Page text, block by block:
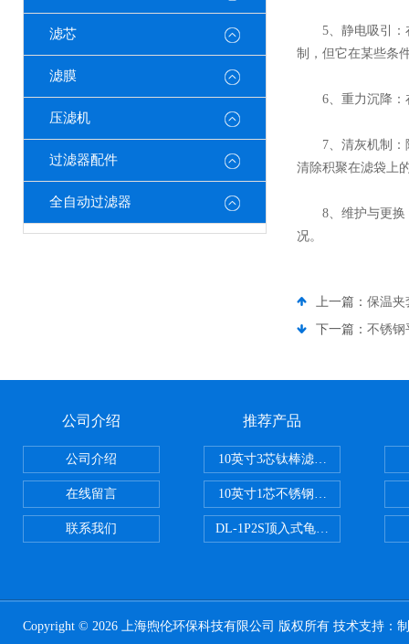
滤芯
滤膜
压滤机
过滤器配件
全自动过滤器
5、静电吸引：在
制，但它在某些条
6、重力沉降：在
7、清灰机制：随
清除积聚在滤袋上
8、维护与更换：
况。
上一篇： 保温夹
下一篇： 不锈钢
公司介绍
公司介绍
在线留言
联系我们
推荐产品
10英寸3芯钛棒滤芯过滤器
10英寸1芯不锈钢钛棒过滤器
DL-1P2S顶入式龟背过滤器
Copyright © 2026 上海煦伦环保科技有限公司 版权所有 技术支持：